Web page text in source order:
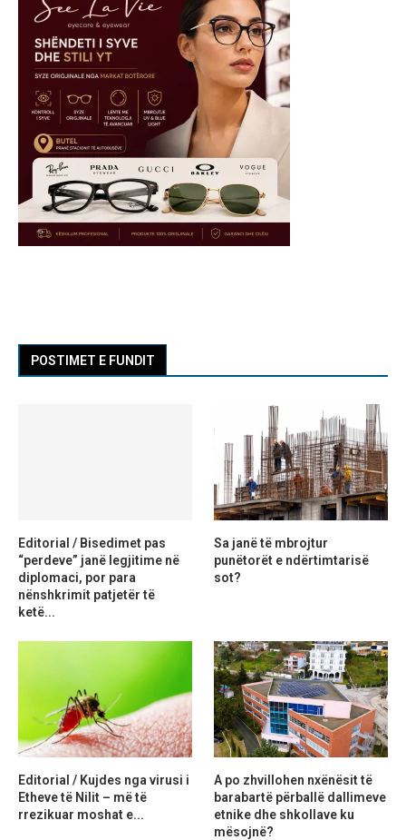
POSTIMET E FUNDIT
Editorial / Bisedimet pas
“perdeve” janë legjitime në
diplomaci, por para
nënshkrimit patjetër të
ketë...
Sa janë të mbrojtur
punëtorët e ndërtimtarisë
sot?
Editorial / Kujdes nga virusi i
Etheve të Nilit – më të
rrezikuar moshat e...
A po zhvillohen nxënësit të
barabartë përballë dallimeve
etnike dhe shkollave ku
mësojnë?